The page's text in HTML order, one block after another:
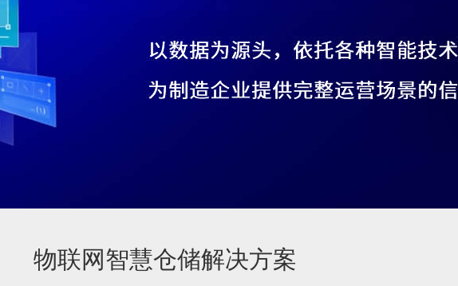
物联网智慧仓储解决方案